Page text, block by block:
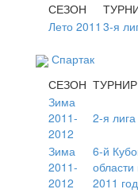
СЕЗОН
Лето 2011 3-я
Спартак
СЕЗОН ТУРНИР
Зима
2011-
2012
2-я лига
Зима
2011-
2012
6-й
2011